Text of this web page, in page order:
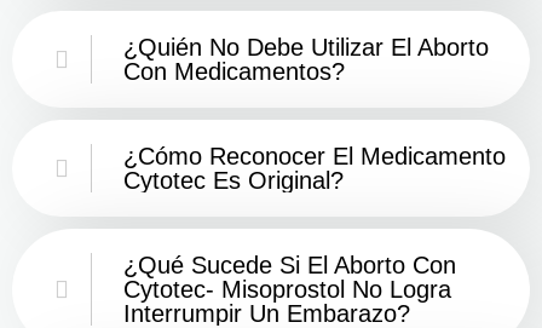
¿Quién No Debe Utilizar El Aborto
Con Medicamentos?
¿Cómo Reconocer El Medicamento
Cytotec Es Original?
¿Qué Sucede Si El Aborto Con
Cytotec- Misoprostol No Logra
Interrumpir Un Embarazo?